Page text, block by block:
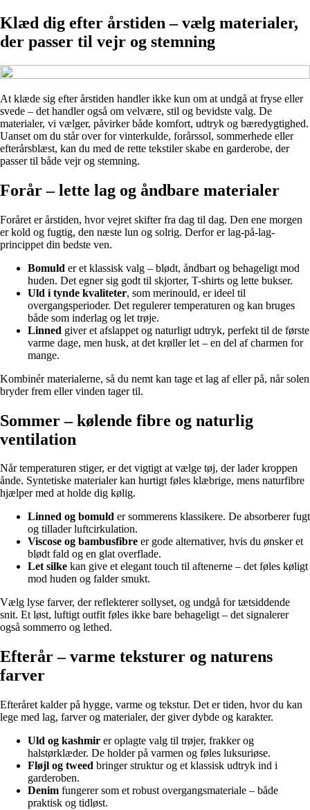
Klæd dig efter årstiden – vælg materialer,
der passer til vejr og stemning
At klæde sig efter årstiden handler ikke kun om at undgå at fryse eller
svede – det handler også om velvære, stil og bevidste valg. De
materialer, vi vælger, påvirker både komfort, udtryk og bæredygtighed.
Uanset om du står over for vinterkulde, forårssol, sommerhede eller
efterårsblæst, kan du med de rette tekstiler skabe en garderobe, der
passer til både vejr og stemning.
Forår – lette lag og åndbare materialer
Foråret er årstiden, hvor vejret skifter fra dag til dag. Den ene morgen
er kold og fugtig, den næste lun og solrig. Derfor er lag-på-lag-
princippet din bedste ven.
Bomuld er et klassisk valg – blødt, åndbart og behageligt mod
huden. Det egner sig godt til skjorter, T-shirts og lette bukser.
Uld i tynde kvaliteter, som merinould, er ideel til
overgangsperioder. Det regulerer temperaturen og kan bruges
både som inderlag og let trøje.
Linned giver et afslappet og naturligt udtryk, perfekt til de første
varme dage, men husk, at det krøller let – en del af charmen for
mange.
Kombinér materialerne, så du nemt kan tage et lag af eller på, når solen
bryder frem eller vinden tager til.
Sommer – kølende fibre og naturlig
ventilation
Når temperaturen stiger, er det vigtigt at vælge tøj, der lader kroppen
ånde. Syntetiske materialer kan hurtigt føles klæbrige, mens naturfibre
hjælper med at holde dig kølig.
Linned og bomuld er sommerens klassikere. De absorberer fugt
og tillader luftcirkulation.
Viscose og bambusfibre er gode alternativer, hvis du ønsker et
blødt fald og en glat overflade.
Let silke kan give et elegant touch til aftenerne – det føles køligt
mod huden og falder smukt.
Vælg lyse farver, der reflekterer sollyset, og undgå for tætsiddende
snit. Et løst, luftigt outfit føles ikke bare behageligt – det signalerer
også sommerro og lethed.
Efterår – varme teksturer og naturens
farver
Efteråret kalder på hygge, varme og tekstur. Det er tiden, hvor du kan
lege med lag, farver og materialer, der giver dybde og karakter.
Uld og kashmir er oplagte valg til trøjer, frakker og
halstørklæder. De holder på varmen og føles luksuriøse.
Fløjl og tweed bringer struktur og et klassisk udtryk ind i
garderoben.
Denim fungerer som et robust overgangsmateriale – både
praktisk og tidløst.